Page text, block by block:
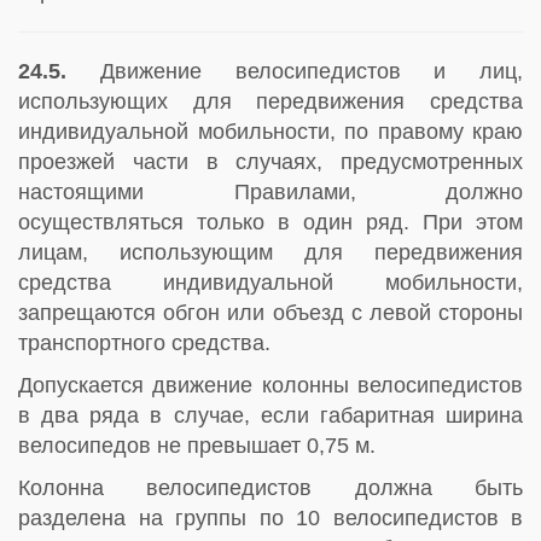
24.5. Движение велосипедистов и лиц,
использующих для передвижения средства
индивидуальной мобильности, по правому краю
проезжей части в случаях, предусмотренных
настоящими Правилами, должно
осуществляться только в один ряд. При этом
лицам, использующим для передвижения
средства индивидуальной мобильности,
запрещаются обгон или объезд с левой стороны
транспортного средства.
Допускается движение колонны велосипедистов
в два ряда в случае, если габаритная ширина
велосипедов не превышает 0,75 м.
Колонна велосипедистов должна быть
разделена на группы по 10 велосипедистов в